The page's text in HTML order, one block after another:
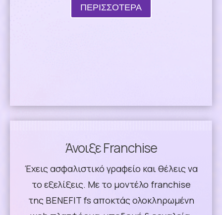
ΠΕΡΙΣΣΟΤΕΡΑ
Άνοιξε Franchise
Έχεις ασφαλιστικό γραφείο και θέλεις να
το εξελίξεις. Με το μοντέλο franchise
της BENEFIT fs αποκτάς ολοκληρωμένη